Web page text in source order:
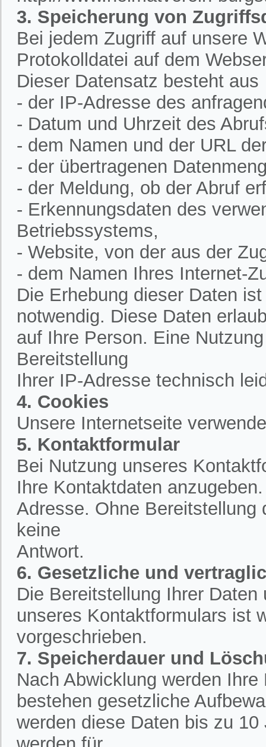
3. Speicherung von
Bei jedem Zugriff auf unsere
Protokolldatei auf dem
Dieser Datensatz besteht aus
- der IP-Adresse des
- Datum und Uhrzeit des
- dem Namen und der URL
- der übertragenen
- der Meldung, ob der Abruf
- Erkennungsdaten des
Betriebssystems,
- Website, von der aus der
- dem Namen Ihres Internet-
Die Erhebung dieser Daten
notwendig. Diese Daten
auf Ihre Person. Eine
Bereitstellung
Ihrer IP-Adresse technisch
4. Cookies
Unsere Internetseite
5. Kontaktformular
Bei Nutzung unseres
Ihre Kontaktdaten
Adresse. Ohne Bereitstellung
keine
Antwort.
6. Gesetzliche und
Die Bereitstellung Ihrer
unseres Kontaktformulars ist
vorgeschrieben.
7. Speicherdauer und
Nach Abwicklung werden
bestehen gesetzliche
werden diese Daten bis zu